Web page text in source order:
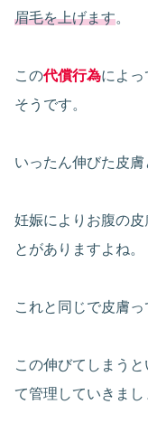
眉毛を上げます。
この代償行為によっ
そうです。
いったん伸びた皮膚
妊娠によりお腹の
とがありますよね。
これと同じで皮膚っ
この伸びてしまう
て管理していきまし